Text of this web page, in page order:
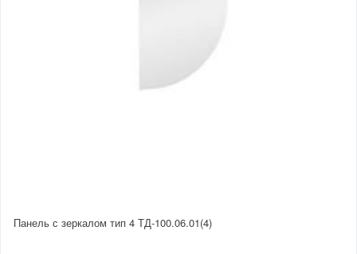
Панель с зеркалом тип 4 ТД-100.06.01(4)